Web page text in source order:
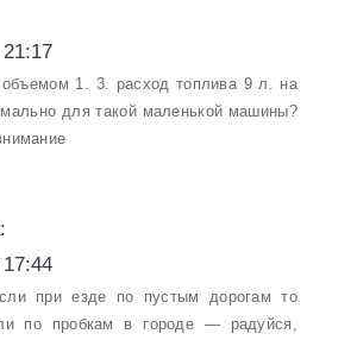
1. 3. расход топлива 9 л. на
для такой маленькой машины?
при езде по пустым дорогам то
по пробкам в городе — радуйся,